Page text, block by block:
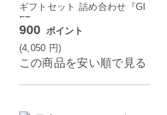
ギフトセット 詰め合わせ『GI
FT』
900 ポイント
(4,050 円)
この商品を安い順で見る